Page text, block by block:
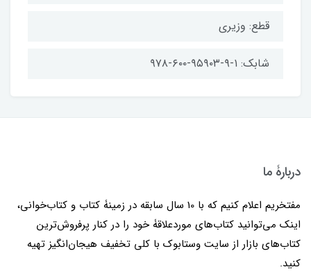
قطع: وزیری
شابک: ۱-۹-۹۵۹۰۳-۶۰۰-۹۷۸
دربارۀ ما
مفتخریم اعلام کنیم که با 10 سال سابقه در زمینۀ کتاب و کتاب‌خوانی،
اینک می‌توانید کتاب‌های موردعلاقۀ خود را در کنار پرفروش‌ترین
کتاب‌های بازار از سایت وستابوک با کلی تخفیف هیجان‌انگیز تهیه
کنید.